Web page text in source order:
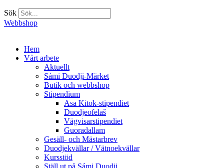
Sök
Webbshop
Hem
Vårt arbete
Aktuellt
Sámi Duodji-Märket
Butik och webbshop
Stipendium
Asa Kitok-stipendiet
Duodjeofelaš
Vägvisarstipendiet
Guoradallam
Gesäll- och Mästarbrev
Duodjekvällar / Vätnoekvällar
Kursstöd
Ställ ut på Sámi Duodji